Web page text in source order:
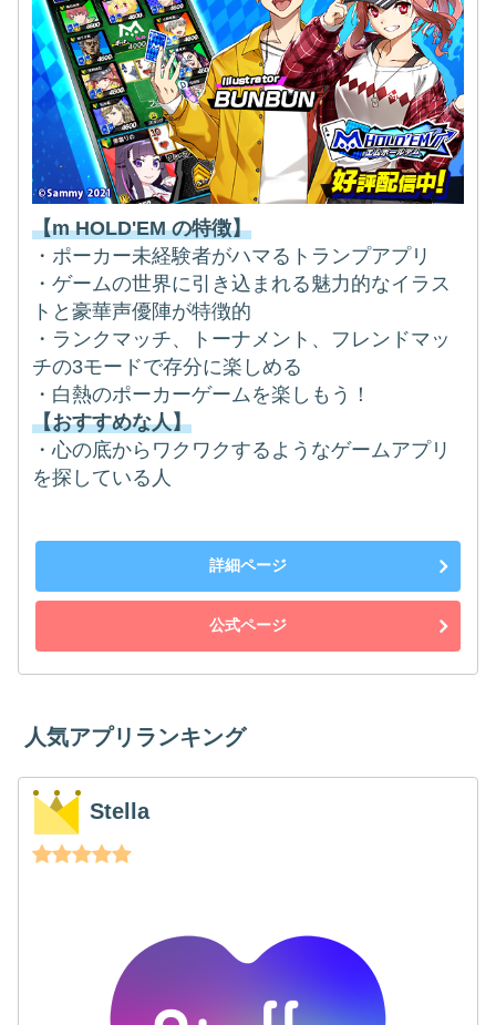
【m HOLD'EM の特徴】
・ポーカー未経験者がハマるトランプアプリ
・ゲームの世界に引き込まれる魅力的なイラス
トと豪華声優陣が特徴的
・ランクマッチ、トーナメント、フレンドマッ
チの3モードで存分に楽しめる
・白熱のポーカーゲームを楽しもう！
【おすすめな人】
・心の底からワクワクするようなゲームアプリ
を探している人
詳細ページ
公式ページ
人気アプリランキング
Stella